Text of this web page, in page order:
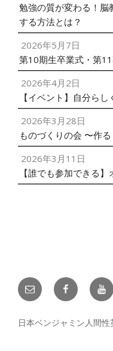
勉強の質が変わる！脳
する方法とは？
2026年5月7日
第10期生卒業式・第
2026年4月2日
【イベント】自分ら
2026年3月28日
ものづくりの会 〜作
2026年3月11日
【誰でも参加できる
メ
ー
ル
facebook
日本ベンジャミン人間性